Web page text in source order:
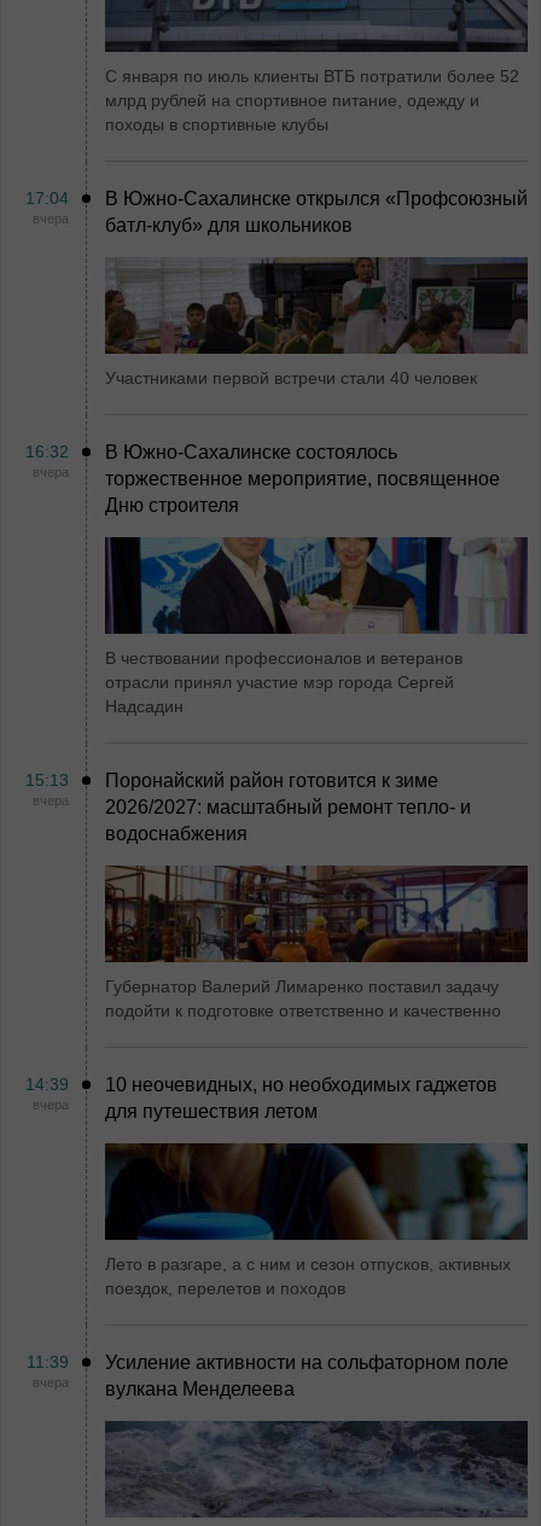
С января по июль клиенты ВТБ потратили более 52
млрд рублей на спортивное питание, одежду и
походы в спортивные клубы
17:04
вчера
В Южно-Сахалинске открылся «Профсоюзный
батл-клуб» для школьников
Участниками первой встречи стали 40 человек
16:32
вчера
В Южно-Сахалинске состоялось
торжественное мероприятие, посвященное
Дню строителя
В чествовании профессионалов и ветеранов
отрасли принял участие мэр города Сергей
Надсадин
15:13
вчера
Поронайский район готовится к зиме
2026/2027: масштабный ремонт тепло- и
водоснабжения
Губернатор Валерий Лимаренко поставил задачу
подойти к подготовке ответственно и качественно
14:39
вчера
10 неочевидных, но необходимых гаджетов
для путешествия летом
Лето в разгаре, а с ним и сезон отпусков, активных
поездок, перелетов и походов
11:39
вчера
Усиление активности на сольфаторном поле
вулкана Менделеева